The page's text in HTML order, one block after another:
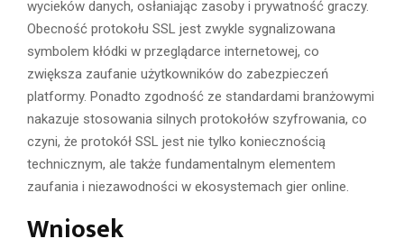
wycieków danych, osłaniając zasoby i prywatność graczy.
Obecność protokołu SSL jest zwykle sygnalizowana
symbolem kłódki w przeglądarce internetowej, co
zwiększa zaufanie użytkowników do zabezpieczeń
platformy. Ponadto zgodność ze standardami branżowymi
nakazuje stosowania silnych protokołów szyfrowania, co
czyni, że protokół SSL jest nie tylko koniecznością
technicznym, ale także fundamentalnym elementem
zaufania i niezawodności w ekosystemach gier online.
Wniosek